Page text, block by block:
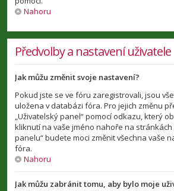
Nahoru
Předvolby a nastavení uživatele
Jak můžu změnit svoje nastavení?
Pokud jste se ve fóru zaregistrovali, jsou
uložena v databázi fóra. Pro jejich změnu
„Uživatelský panel“ pomocí odkazu, který
kliknutí na vaše jméno nahoře na stránkách
panelu“ budete moci změnit všechna vaše
fóra.
Nahoru
Jak můžu zabránit tomu, aby bylo moje